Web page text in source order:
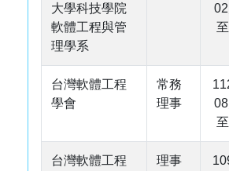
大學科技學院
軟體工程與管
理學系
台灣軟體工程
學會
常務
理事
台灣軟體工程
理事